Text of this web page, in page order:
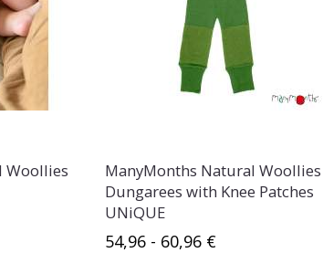
Woollies
ManyMonths Natural Woollies
Dungarees with Knee Patches
UNiQUE
54,96 - 60,96 €